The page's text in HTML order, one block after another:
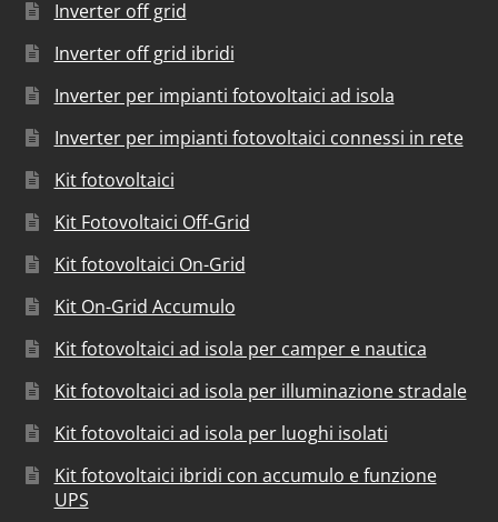
Inverter off grid
Inverter off grid ibridi
Inverter per impianti fotovoltaici ad isola
Inverter per impianti fotovoltaici connessi in rete
Kit fotovoltaici
Kit Fotovoltaici Off-Grid
Kit fotovoltaici On-Grid
Kit On-Grid Accumulo
Kit fotovoltaici ad isola per camper e nautica
Kit fotovoltaici ad isola per illuminazione stradale
Kit fotovoltaici ad isola per luoghi isolati
Kit fotovoltaici ibridi con accumulo e funzione
UPS